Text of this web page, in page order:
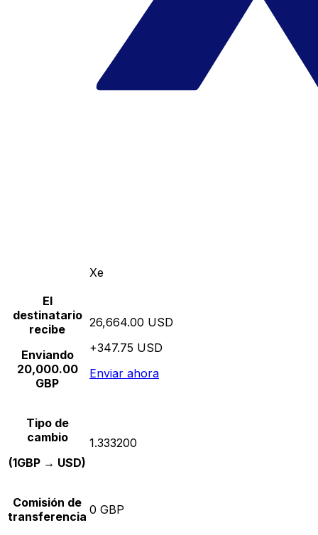
Xe
El
destinatario
recibe
Enviando
20,000.00
GBP
26,664.00 USD
+347.75 USD
Enviar ahora
Tipo de
cambio
(1GBP → USD)
1.333200
Comisión de
transferencia 0 GBP